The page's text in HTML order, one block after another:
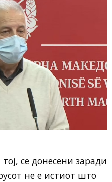
се донесени заради
не е истиот што